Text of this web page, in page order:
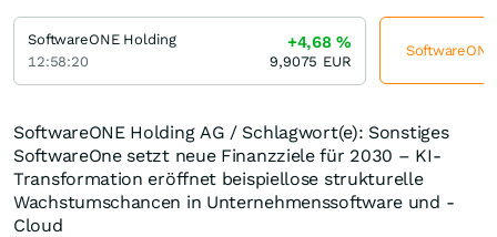
SoftwareONE Holding AG / Schlagwort(e): Sonstiges
SoftwareOne setzt neue Finanzziele für 2030 – KI-
Transformation eröffnet beispiellose strukturelle
Wachstumschancen in Unternehmenssoftware und -
Cloud
SoftwareONE Holding
12:58:20
+4,68%
9,9075 EUR